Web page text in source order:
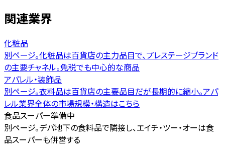
関連業界
化粧品
別ページ。化粧品は百貨店の主力品目で、プレステージブランド
の主要チャネル。免税でも中心的な商品
アパレル・装飾品
別ページ。衣料品は百貨店の主要品目だが長期的に縮小。アパ
レル業界全体の市場規模・構造はこちら
食品スーパー準備中
別ページ。デパ地下の食料品で隣接し、エイチ・ツー・オーは食
品スーパーも併営する